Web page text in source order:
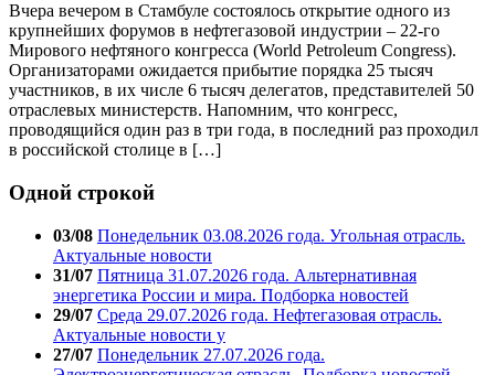
Вчера вечером в Стамбуле состоялось открытие одного из
крупнейших форумов в нефтегазовой индустрии – 22-го
Мирового нефтяного конгресса (World Petroleum Congress).
Организаторами ожидается прибытие порядка 25 тысяч
участников, в их числе 6 тысяч делегатов, представителей 50
отраслевых министерств. Напомним, что конгресс,
проводящийся один раз в три года, в последний раз проходил
в российской столице в […]
Одной строкой
03/08 Понедельник 03.08.2026 года. Угольная отрасль.
Актуальные новости
31/07 Пятница 31.07.2026 года. Альтернативная
энергетика России и мира. Подборка новостей
29/07 Среда 29.07.2026 года. Нефтегазовая отрасль.
Актуальные новости у
27/07 Понедельник 27.07.2026 года.